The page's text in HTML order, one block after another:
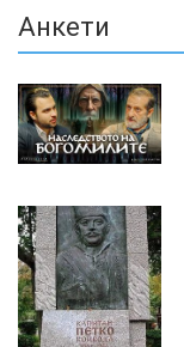
Анкети